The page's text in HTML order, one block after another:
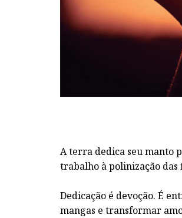
A terra dedica seu manto
trabalho à polinização das
Dedicação é devoção. É
mangas e transformar